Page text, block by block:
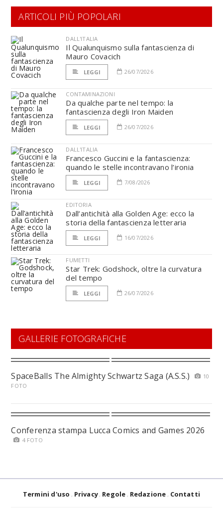
ARTICOLI PIÙ POPOLARI
DALL'ITALIA
Il Qualunquismo sulla fantascienza di
Mauro Covacich
LEGGI 26/07/2026
CONTAMINAZIONI
Da qualche parte nel tempo: la
fantascienza degli Iron Maiden
LEGGI 26/07/2026
DALL'ITALIA
Francesco Guccini e la fantascienza:
quando le stelle incontravano l’ironia
LEGGI 7/08/2026
EDITORIA
Dall’antichità alla Golden Age: ecco la
storia della fantascienza letteraria
LEGGI 16/07/2026
FUMETTI
Star Trek: Godshock, oltre la curvatura
del tempo
LEGGI 26/07/2026
GALLERIE FOTOGRAFICHE
SpaceBalls The Almighty Schwartz Saga (A.S.S.)
10
FOTO
Conferenza stampa Lucca Comics and Games 2026
4 FOTO
Termini d'uso Privacy Regole Redazione Contatti